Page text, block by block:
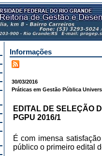
Informações
30/03/2016
Práticas em Gestão Pública
EDITAL DE SELEÇÃO
PGPU 2016/1
É com imensa
público o primeiro edital